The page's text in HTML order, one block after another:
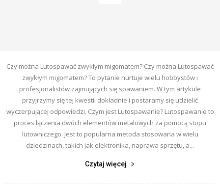
Czy można Lutospawać zwykłym migomatem? Czy można Lutospawać
zwykłym migomatem? To pytanie nurtuje wielu hobbystów i
profesjonalistów zajmujących się spawaniem. W tym artykule
przyjrzymy się tej kwestii dokładnie i postaramy się udzielić
wyczerpującej odpowiedzi. Czym jest Lutospawanie? Lutospawanie to
proces łączenia dwóch elementów metalowych za pomocą stopu
lutowniczego. Jest to popularna metoda stosowana w wielu
dziedzinach, takich jak elektronika, naprawa sprzętu, a...
Czytaj więcej